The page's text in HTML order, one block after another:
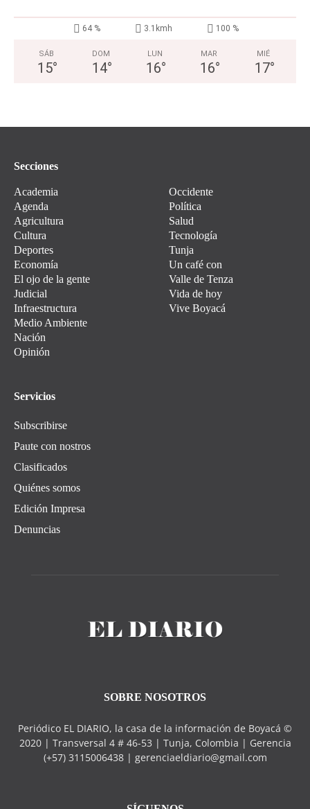
64 % 3.1kmh 100 %
SÁB
15°
DOM
14°
LUN
16°
MAR
16°
MIÉ
17°
Secciones
Academia
Agenda
Agricultura
Cultura
Deportes
Economía
El ojo de la gente
Judicial
Infraestructura
Medio Ambiente
Nación
Opinión
Occidente
Política
Salud
Tecnología
Tunja
Un café con
Valle de Tenza
Vida de hoy
Vive Boyacá
Servicios
Subscribirse
Paute con nostros
Clasificados
Quiénes somos
Edición Impresa
Denuncias
SOBRE NOSOTROS
Periódico EL DIARIO, la casa de la información de Boyacá ©
2020 | Transversal 4 # 46-53 | Tunja, Colombia | Gerencia
(+57) 3115006438 | gerenciaeldiario@gmail.com